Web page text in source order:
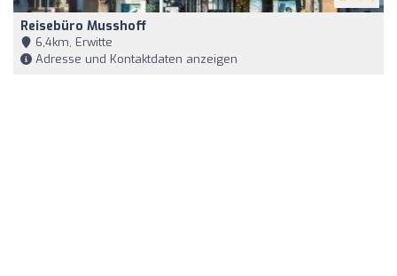
Reisebüro Musshoff
6,4km, Erwitte
Adresse und Kontaktdaten anzeigen